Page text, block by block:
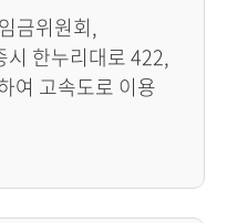
금위원회,
시 한누리대로 422,
여 고속도로 이용